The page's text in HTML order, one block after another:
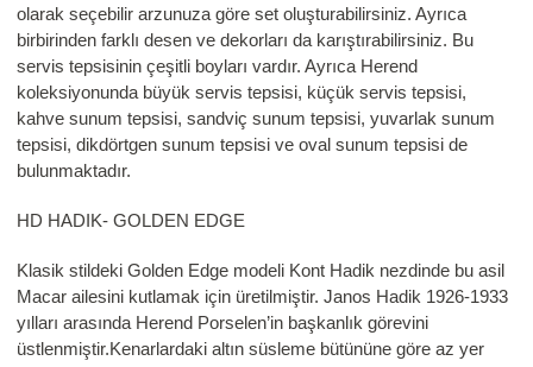
olarak seçebilir arzunuza göre set oluşturabilirsiniz. Ayrıca
birbirinden farklı desen ve dekorları da karıştırabilirsiniz. Bu
servis tepsisinin çeşitli boyları vardır. Ayrıca Herend
koleksiyonunda büyük servis tepsisi, küçük servis tepsisi,
kahve sunum tepsisi, sandviç sunum tepsisi, yuvarlak sunum
tepsisi, dikdörtgen sunum tepsisi ve oval sunum tepsisi de
bulunmaktadır.
HD HADIK- GOLDEN EDGE
Klasik stildeki Golden Edge modeli Kont Hadik nezdinde bu asil
Macar ailesini kutlamak için üretilmiştir. Janos Hadik 1926-1933
yılları arasında Herend Porselen’in başkanlık görevini
üstlenmiştir.Kenarlardaki altın süsleme bütününe göre az yer